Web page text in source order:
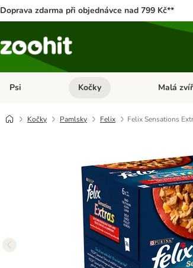
Doprava zdarma při objednávce nad 799 Kč**
Psi Otevřít menu: Psi
Kočky Otevřít
Malá
Kočky Pamlsky Felix Felix Sensations